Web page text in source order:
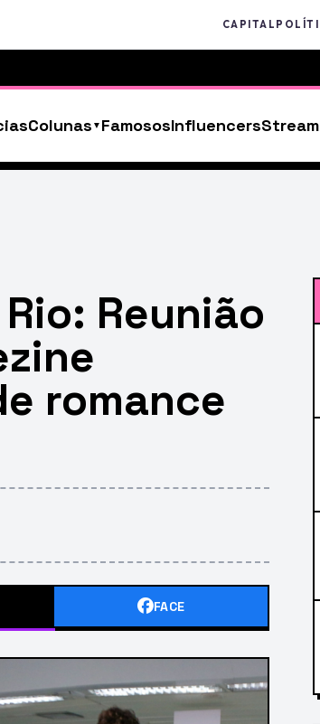
CAPITAL
Colunas FamososInfluencers
Reunião
romance
FACE